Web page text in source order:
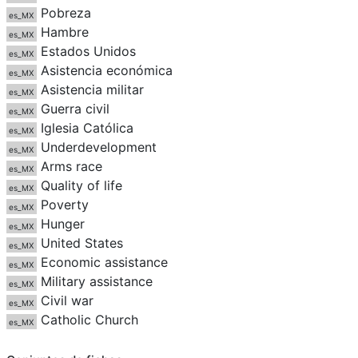
es_MX Pobreza
es_MX Hambre
es_MX Estados Unidos
es_MX Asistencia económica
es_MX Asistencia militar
es_MX Guerra civil
es_MX Iglesia Católica
es_MX Underdevelopment
es_MX Arms race
es_MX Quality of life
es_MX Poverty
es_MX Hunger
es_MX United States
es_MX Economic assistance
es_MX Military assistance
es_MX Civil war
es_MX Catholic Church